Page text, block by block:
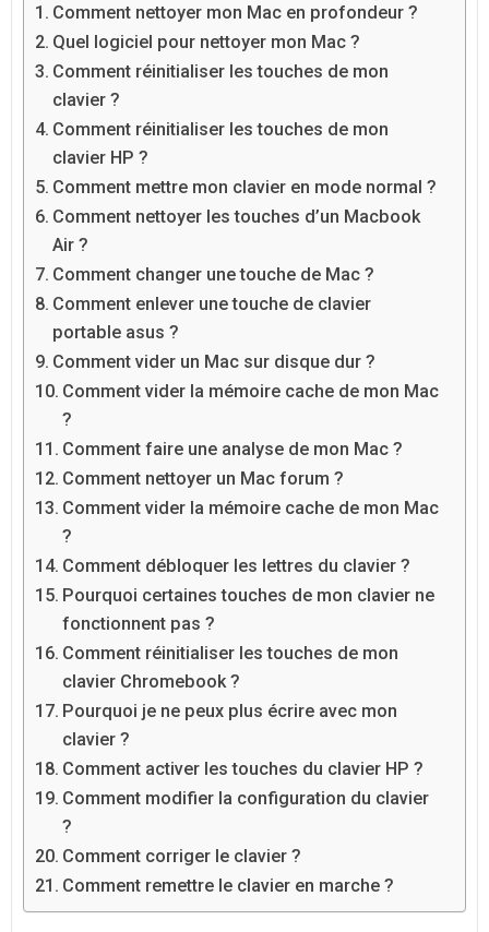
Comment nettoyer mon Mac en profondeur ?
Quel logiciel pour nettoyer mon Mac ?
Comment réinitialiser les touches de mon
clavier ?
Comment réinitialiser les touches de mon
clavier HP ?
Comment mettre mon clavier en mode normal ?
Comment nettoyer les touches d’un Macbook
Air ?
Comment changer une touche de Mac ?
Comment enlever une touche de clavier
portable asus ?
Comment vider un Mac sur disque dur ?
Comment vider la mémoire cache de mon Mac
?
Comment faire une analyse de mon Mac ?
Comment nettoyer un Mac forum ?
Comment vider la mémoire cache de mon Mac
?
Comment débloquer les lettres du clavier ?
Pourquoi certaines touches de mon clavier ne
fonctionnent pas ?
Comment réinitialiser les touches de mon
clavier Chromebook ?
Pourquoi je ne peux plus écrire avec mon
clavier ?
Comment activer les touches du clavier HP ?
Comment modifier la configuration du clavier
?
Comment corriger le clavier ?
Comment remettre le clavier en marche ?